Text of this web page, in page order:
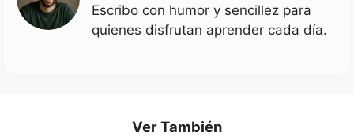
Escribo con humor y sencillez para
quienes disfrutan aprender cada día.
Ver También